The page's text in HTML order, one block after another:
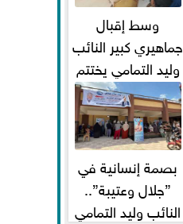
وسط إقبال
جماهيري كبير النائب
وليد التمامي يختتم
أضخم قافلة طبية
مجانية...
بصمة إنسانية في
”جلال وعتيبة”..
النائب وليد التمامي